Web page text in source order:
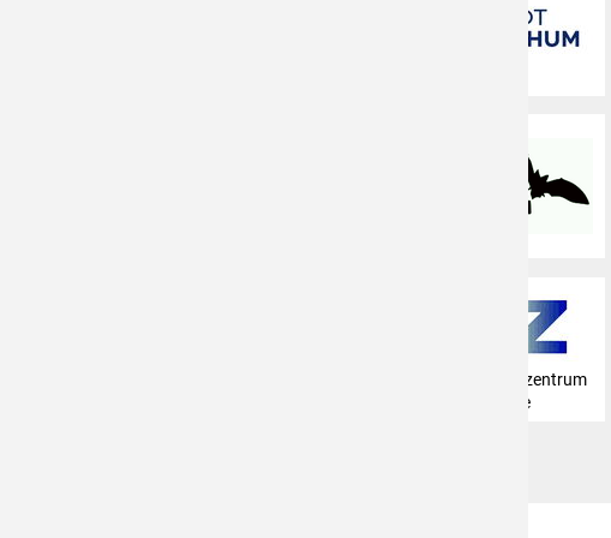
Naturschutzzentrum
Herne